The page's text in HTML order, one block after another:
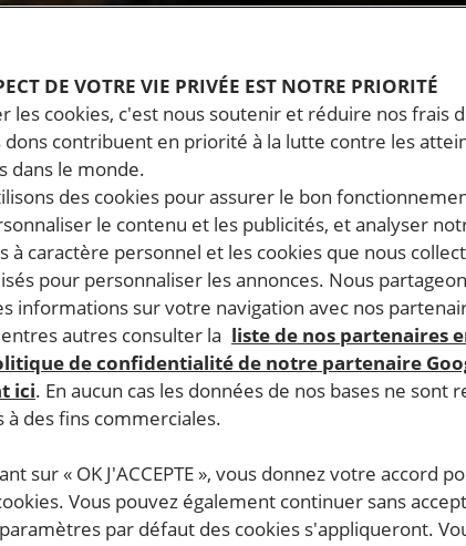
DE VOTRE VIE PRIVÉE EST NOTRE PRIORITÉ
les cookies, c'est nous soutenir et réduire nos frais
dons contribuent en priorité à la lutte contre les
dans le monde.
des cookies pour assurer le bon
le contenu et les publicités, et analyser
à caractère personnel et les cookies que nous
pour personnaliser les annonces. Nous
informations sur votre navigation avec nos
autres consulter la liste de nos partenaires
de confidentialité de notre partenaire
ici. En aucun cas les données de nos bases ne sont
à des fins commerciales.
sur « OK J'ACCEPTE », vous donnez votre accord
Vous pouvez également continuer sans
par défaut des cookies s'appliqueront.